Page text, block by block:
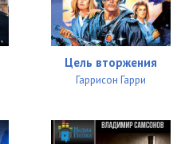
Цель вторжения
Гаррисон Гарри